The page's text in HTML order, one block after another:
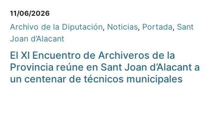
11/06/2026
Archivo de la Diputación, Noticias, Portada, Sant
Joan d’Alacant
El XI Encuentro de Archiveros de la
Provincia reúne en Sant Joan d’Alacant a
un centenar de técnicos municipales